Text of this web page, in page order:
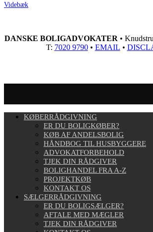
Videbæk
DANSKE BOLIGADVOKATER •
T: 7020 9790• EMAIL •
KØBERRÅDGIVNING
ER DU BOLIGKØBER?
KØB AF ANDELSBOLIG
HÅNDBOG TIL HUSBYGGERE
ADVOKATFORBEHOLD
TJEK DIN RÅDGIVER
BOLIGHANDEL FRA A-Z
PROJEKTKØB
KONTAKT OS
SÆLGERRÅDGIVNING
ER DU BOLIGSÆLGER?
AFTALE MED MÆGLER
TJEK DIN RÅDGIVER